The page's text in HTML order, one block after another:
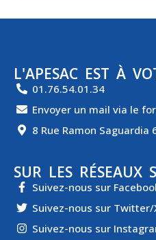
L'APESAC EST À
01.76.54.01.34
Envoyer un mail via le
8 Rue Ramon Saguardia
SUR LES RÉSEAUX
Suivez-nous sur
Suivez-nous sur Twitter/
Suivez-nous sur